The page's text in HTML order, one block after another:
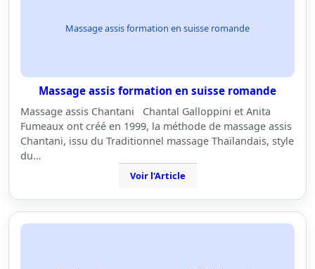
Massage assis formation en suisse romande
Massage assis formation en suisse romande
Massage assis Chantani Chantal Galloppini et Anita
Fumeaux ont créé en 1999, la méthode de massage assis
Chantani, issu du Traditionnel massage Thaïlandais, style
du…
Voir l'Article